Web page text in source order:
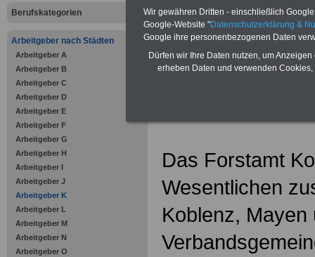
Berufskategorien
Arbeitgeber nach Städten
Arbeitgeber A
Arbeitgeber B
Arbeitgeber C
Arbeitgeber D
Arbeitgeber E
Arbeitgeber F
Arbeitgeber G
Arbeitgeber H
Arbeitgeber I
Arbeitgeber J
Arbeitgeber K
Arbeitgeber L
Arbeitgeber M
Arbeitgeber N
Arbeitgeber O
zurück zur
Das Forstamt
Wesentlichen
Koblenz,
Wir gewähren Dritten - einschließlich
Google-Website "Datenschutzerklärung &
Google ihre personenbezogenen Daten
Dürfen wir Ihre Daten nutzen, um
erheben Daten und verwenden